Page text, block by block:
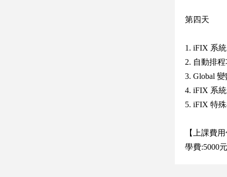
第四天
1. iFIX 系
2. 自動排
3. Global
4. iFIX 系
5. iFIX 特
【上課費
學費:5000